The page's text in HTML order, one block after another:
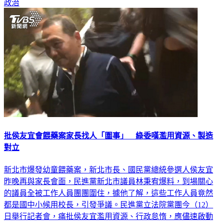
政治
批侯友宜會餵藥案家長找人「圍事」 綠委嘆濫用資源、製造
新北市爆發幼童餵藥案，新北市長、國民黨總統參選人侯友宜
昨晚再與家長會面，民進黨新北市議員林秉宥爆料，到場關心
的議員全被工作人員團團圍住，據他了解，這些工作人員竟然
都是國中小候用校長，引發爭議。民進黨立法院黨團今（12）